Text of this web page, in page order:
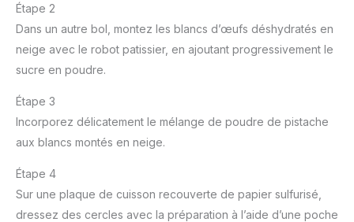
Étape 2
Dans un autre bol, montez les blancs d’œufs déshydratés en
neige avec le robot patissier, en ajoutant progressivement le
sucre en poudre.
Étape 3
Incorporez délicatement le mélange de poudre de pistache
aux blancs montés en neige.
Étape 4
Sur une plaque de cuisson recouverte de papier sulfurisé,
dressez des cercles avec la préparation à l’aide d’une poche